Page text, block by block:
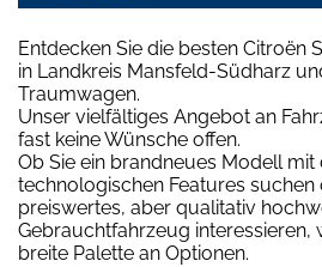
Entdecken Sie die besten Citroën
in Landkreis Mansfeld-Südharz
Traumwagen.
Unser vielfältiges Angebot an
fast keine Wünsche offen.
Ob Sie ein brandneues Modell mit
technologischen Features suchen
preiswertes, aber qualitativ
Gebrauchtfahrzeug interessieren,
breite Palette an Optionen.